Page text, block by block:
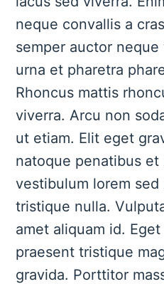
neque convallis a
semper auctor
urna et pharetra
Rhoncus mattis
viverra. Arcu non
ut etiam. Elit eget
natoque penatibus et
vestibulum lorem
tristique nulla.
amet aliquam id.
praesent tristique
gravida. Porttitor